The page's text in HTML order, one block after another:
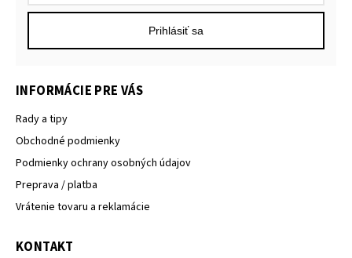
Prihlásiť sa
INFORMÁCIE PRE VÁS
Rady a tipy
Obchodné podmienky
Podmienky ochrany osobných údajov
Preprava / platba
Vrátenie tovaru a reklamácie
KONTAKT